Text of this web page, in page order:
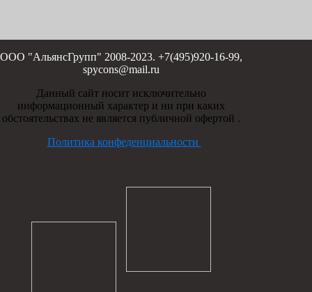
ООО "АльянсГрупп" 2008-2023. +7(495)920-16-99,
spycons@mail.ru
Данный сайт носит исключительно
информационный характер и ни при каких
обстоятельствах не является публичной офертой .
Политика конфеденциальности